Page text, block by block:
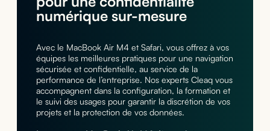
numérique sur-mesure
Avec le MacBook Air M4 et Safari, vous offrez à vos
équipes les meilleures pratiques pour une navigation
sécurisée et confidentielle, au service de la
performance de l’entreprise. Nos experts Cleaq vous
accompagnent dans la configuration, la formation et
le suivi des usages pour garantir la discrétion de vos
projets et la protection de vos données.